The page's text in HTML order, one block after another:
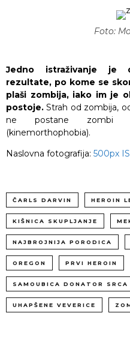
Foto:
Jedno istraživanje je
rezultate, po kome se
plaši zombija, iako im je
postoje.Strah od zombija,
ne postane zombi
(kinemorthophobia).
Naslovna fotografija: 500px
ČARLS DARVIN HEROIN
KIŠNICA SKUPLJANJE
NAJBROJNIJA PORODICA
OREGON PRVI HEROIN
SAMOUBICA DONATOR SRCA
UHAPŠENE VEVERICE